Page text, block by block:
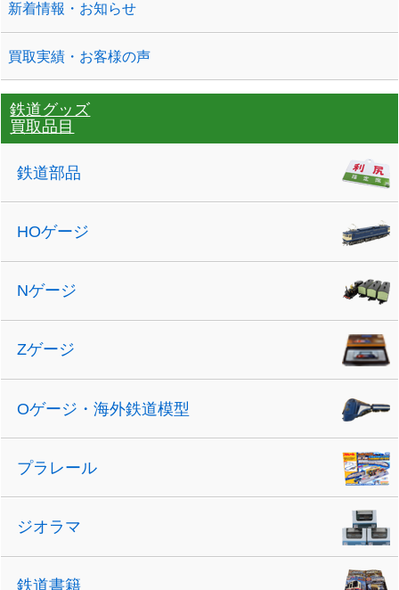
新着情報・お知らせ
買取実績・お客様の声
鉄道グッズ
買取品目
鉄道部品
HOゲージ
Nゲージ
Zゲージ
Oゲージ・海外鉄道模型
プラレール
ジオラマ
鉄道書籍